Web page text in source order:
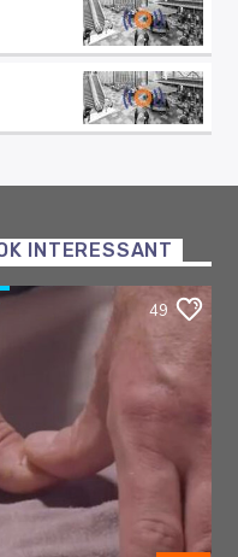
INTERESSANT
& ZORG
49